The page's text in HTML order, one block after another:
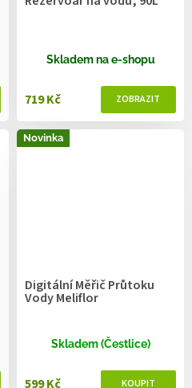
Skladem na e-shopu
719 Kč
Novinka
Digitální Měřič Průtoku
Vody Meliflor
Skladem (Čestlice)
599 Kč